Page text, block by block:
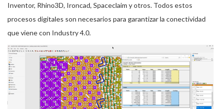
Inventor, Rhino3D, Ironcad, Spaceclaim y otros. Todos estos
procesos digitales son necesarios para garantizar la conectividad
que viene con Industry 4.0.